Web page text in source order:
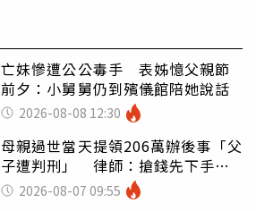
亡妹慘遭公公毒手 表姊憶父親節
前夕：小舅舅仍到殯儀館陪她說話
2026-08-08 12:30
母親過世當天提領206萬辦後事「父
子遭判刑」 律師：搶錢先下手是
罪 2026-08-07 09:55